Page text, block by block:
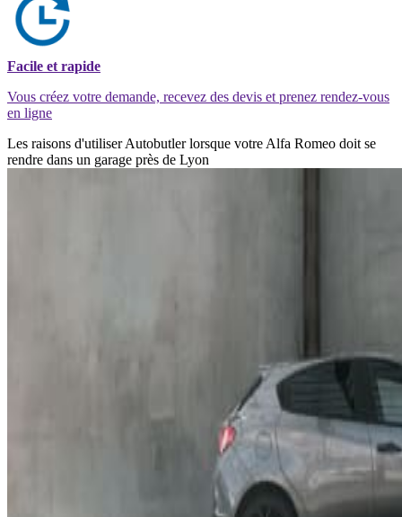
Facile et rapide
Vous créez votre demande, recevez des devis et prenez rendez-vous
en ligne
Les raisons d'utiliser Autobutler lorsque votre Alfa Romeo doit se
rendre dans un garage près de Lyon